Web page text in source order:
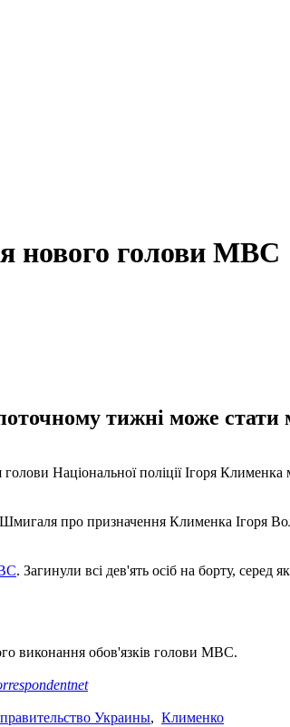
нового голови МВС
тижні може
Національної поліції Ігоря
про призначення Клименка Ігоря
. Загинули всі дев'ять осіб на борту, серед
виконання обов'язків голови МВС.
правительство Украины, Клименко